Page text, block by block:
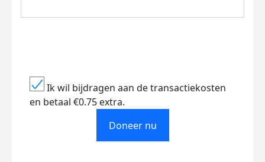
Ik wil bijdragen aan de transactiekosten
en betaal €0.75 extra.
Doneer nu